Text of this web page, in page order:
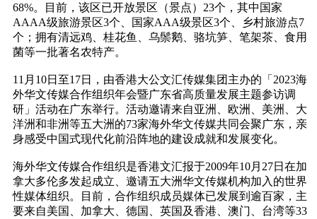
68%。目前，该区已开放景区（景点）23个，其中国家
AAAA级旅游景区3个、国家AAA级景区3个、乡村旅游点7
个；拥有清远鸡、桂花鱼、乌鬃鹅、骆坑笋、笔架茶、食用
菌等一批著名农特产。
11月10日至17日，由香港大公文汇传媒集团主办的「2023海
外华文传媒合作组织年会暨广东省高质量发展主题参访调
研」活动在广东举行。活动邀请来自亚洲、欧洲、美洲、大
洋洲和非洲等五大洲的73家海外华文传媒共同会聚广东，亲
身感受中国式现代化前沿阵地的建设成就和发展变化。
海外华文传媒合作组织是香港文汇报于2009年10月27日在加
拿大多伦多发起成立、邀请五大洲华文传媒机构加入的世界
性媒体组织。目前，合作组织成员媒体已发展到逾百家，主
要来自美国、加拿大、德国、英国及香港、澳门、台湾等33